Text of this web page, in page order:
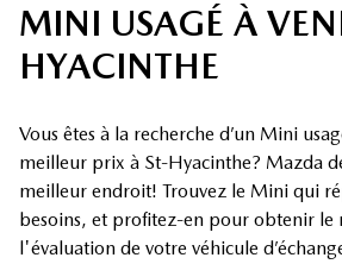
MINI USAGÉ À
HYACINTHE
Vous êtes à la recherche d’un Mini
meilleur prix à St-Hyacinthe? Mazda
meilleur endroit! Trouvez le Mini qui
besoins, et profitez-en pour obtenir
l'évaluation de votre véhicule